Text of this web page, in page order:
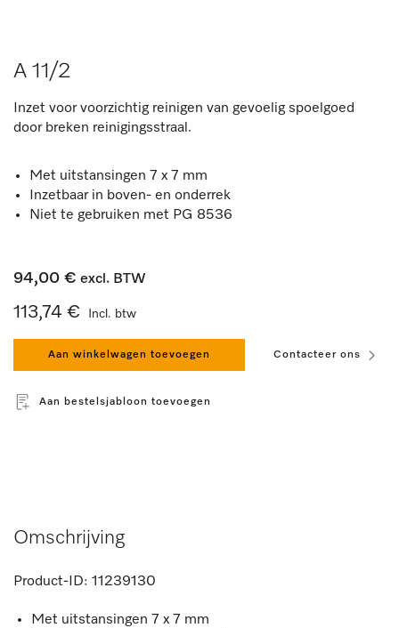
A 11/2
Inzet voor voorzichtig reinigen van gevoelig spoelgoed
door breken reinigingsstraal.
Met uitstansingen 7 x 7 mm
Inzetbaar in boven- en onderrek
Niet te gebruiken met PG 8536
94,00 € excl. BTW
113,74 € Incl. btw
Aan winkelwagen toevoegen Contacteer ons
Aan bestelsjabloon toevoegen
Omschrijving
Product-ID: 11239130
Met uitstansingen 7 x 7 mm